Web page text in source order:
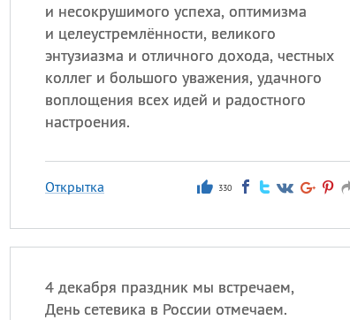
и несокрушимого успеха, оптимизма
и целеустремлённости, великого
энтузиазма и отличного дохода, честных
коллег и большого уважения, удачного
воплощения всех идей и радостного
настроения.
Открытка 330
4 декабря праздник мы встречаем,
День сетевика в России отмечаем.